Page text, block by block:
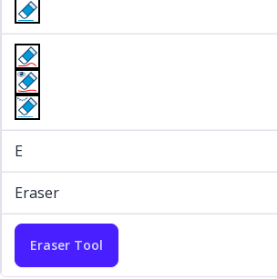
E
Eraser
Eraser Tool